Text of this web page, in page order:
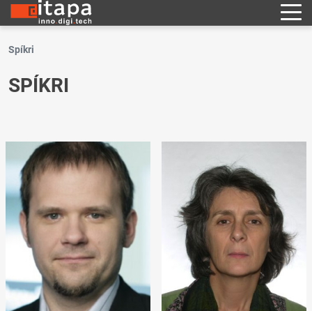
Spíkri
SPÍKRI